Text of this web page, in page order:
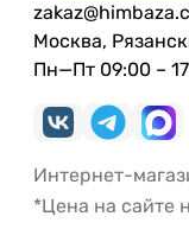
Москва,
Пн—Пт 09:00 –
Интернет-
*Цена на сайте